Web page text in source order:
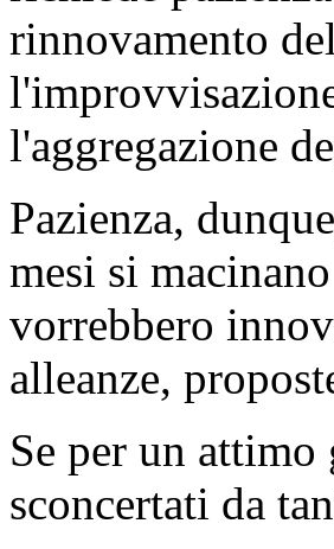
rinnovamento
l'aggregazione
Pazienza,
mesi si
vorrebbero
alleanze,
Se per un attimo
sconcertati da